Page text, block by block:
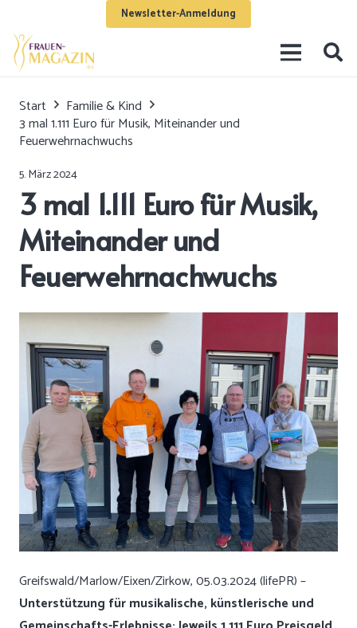
Newsletter-Anmeldung
Start
Familie & Kind
3 mal 1.111 Euro für Musik, Miteinander und
Feuerwehrnachwuchs
5. März 2024
3 mal 1.111 Euro für Musik,
Miteinander und
Feuerwehrnachwuchs
Greifswald/Marlow/Eixen/Zirkow, 05.03.2024 (lifePR) –
Unterstützung für musikalische, künstlerische und